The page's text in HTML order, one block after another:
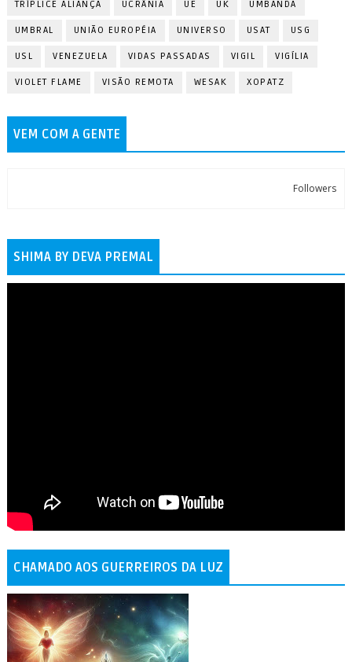
TRÍPLICE ALIANÇA UCRÂNIA UE UK UMBANDA
UMBRAL UNIÃO EUROPÉIA UNIVERSO USAT USG
USL VENEZUELA VIDAS PASSADAS VIGIL VIGÍLIA
VIOLET FLAME VISÃO REMOTA WESAK XOPATZ
VEM COM A GENTE
Followers
SHIMA BY DEVA PREMAL
CHAMADO AOS GUERREIROS DA LUZ